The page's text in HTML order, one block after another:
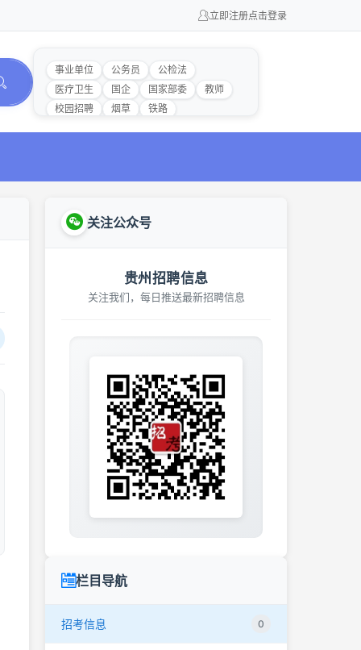
立即注册点击登录
事业单位 公务员
公检法
医疗卫生
国企 国家部委
教师
校园招聘
烟草 铁路
关注公众号
贵州招聘信息
关注我们，每日推送最新招聘信息
栏目导航
招考信息 0